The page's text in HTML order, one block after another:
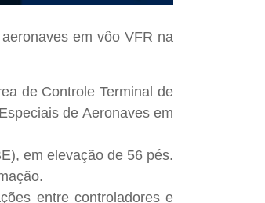
em vôo VFR na
de Controle Terminal de
de Aeronaves em
em elevação de 56 pés.
entre controladores e